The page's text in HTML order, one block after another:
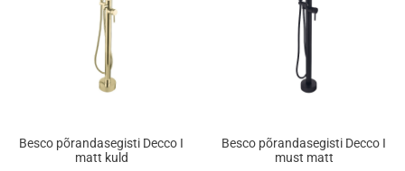
Besco põrandasegisti Decco I
matt kuld
Besco põrandasegisti Decco I
must matt